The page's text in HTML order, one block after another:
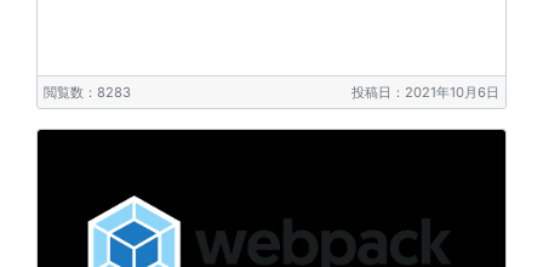
閲覧数：8283 投稿日：2021年10月6日